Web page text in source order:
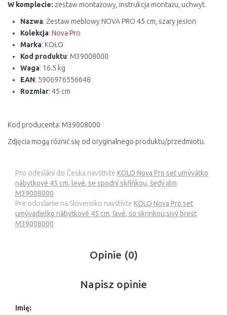
W komplecie: zestaw montażowy, instrukcja montażu, uchwyt.
Nazwa: Zestaw meblowy NOVA PRO 45 cm, szary jesion
Kolekcja: Nova Pro
Marka: KOŁO
Kod produktu: M39008000
Waga: 16.5 kg
EAN: 5906976556648
Rozmiar: 45 cm
Kod producenta: M39008000
Zdjęcia mogą różnić się od oryginalnego produktu/przedmiotu.
Pro odeslání do Česka navštivte KOLO Nova Pro set umývátko
nábytkové 45 cm, levé, se spodní skříňkou, šedý jilm
M39008000
Pre odoslanie na Slovensko navštívte KOLO Nova Pro set
umývadielko nábytkové 45 cm, ľavé, so skrinkou,sivý brest
M39008000
Opinie (0)
Napisz opinie
Imię: